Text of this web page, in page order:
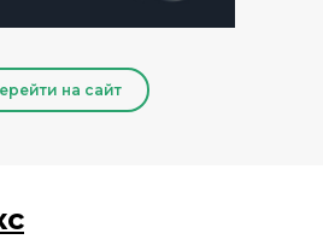
на сайт